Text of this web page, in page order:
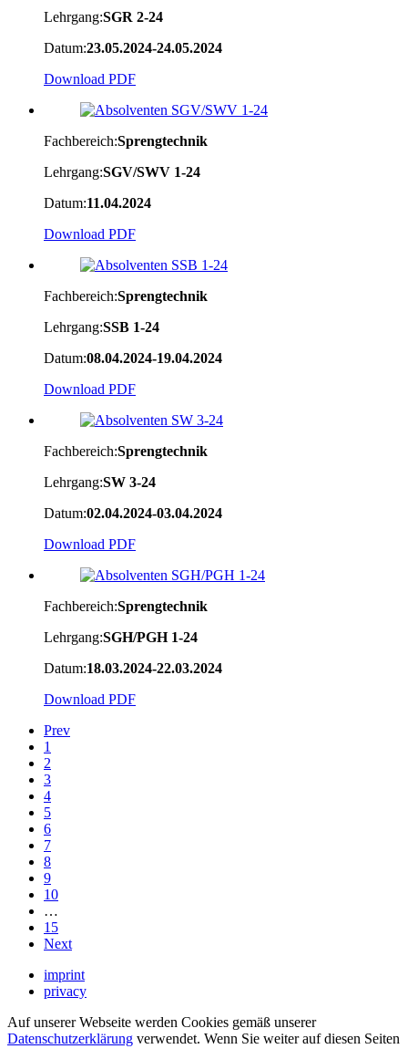
Lehrgang:SGR 2-24
Datum:23.05.2024-24.05.2024
Download PDF
Fachbereich:Sprengtechnik
Lehrgang:SGV/SWV 1-24
Datum:11.04.2024
Download PDF
Fachbereich:Sprengtechnik
Lehrgang:SSB 1-24
Datum:08.04.2024-19.04.2024
Download PDF
Fachbereich:Sprengtechnik
Lehrgang:SW 3-24
Datum:02.04.2024-03.04.2024
Download PDF
Fachbereich:Sprengtechnik
Lehrgang:SGH/PGH 1-24
Datum:18.03.2024-22.03.2024
Download PDF
Prev
1
2
3
4
5
6
7
8
9
10
…
15
Next
imprint
privacy
Auf unserer Webseite werden Cookies gemäß unserer
Datenschutzerklärung verwendet. Wenn Sie weiter auf diesen Seiten